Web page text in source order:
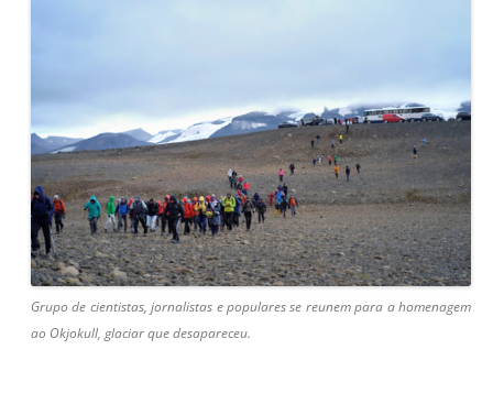
Grupo de cientistas, jornalistas e populares se reunem para a homenagem
ao Okjokull, glaciar que desapareceu.